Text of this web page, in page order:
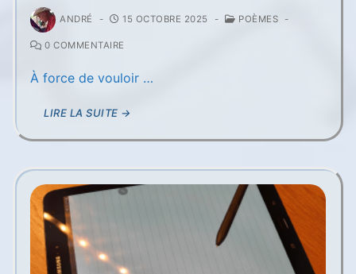
ANDRÉ - 15 OCTOBRE 2025 - POÈMES -
0 COMMENTAIRE
À force de vouloir …
LIRE LA SUITE →